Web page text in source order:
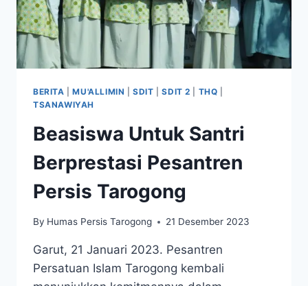
BERITA |MU'ALLIMIN |SDIT |SDIT 2 THQ
TSANAWIYAH
Beasiswa Untuk Santri
Berprestasi Pesantren
Persis Tarogong
By Humas Persis Tarogong 21 Desember 2023
Garut, 21 Januari 2023. Pesantren
Persatuan Islam Tarogong kembali